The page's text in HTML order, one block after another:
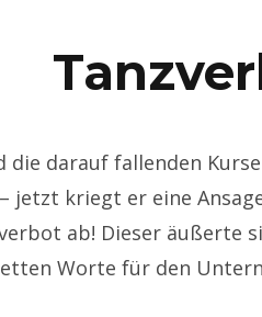
die darauf fallenden
jetzt kriegt er eine
ab! Dieser äußerte
Worte für den